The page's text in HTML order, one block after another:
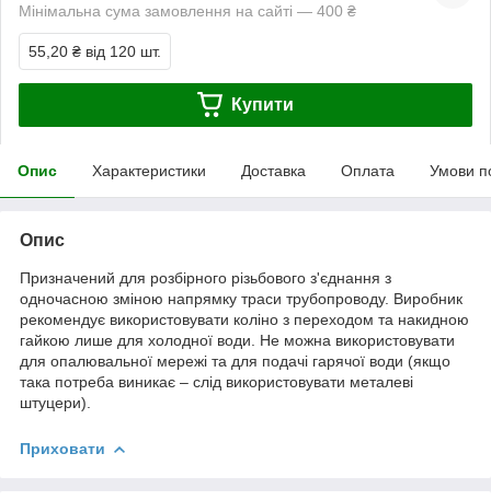
Мінімальна сума замовлення на сайті — 400 ₴
55,20 ₴ від 120 шт.
Купити
Опис Характеристики Доставка Оплата Умови
Опис
Призначений для розбірного різьбового з'єднання з
одночасною зміною напрямку траси трубопроводу. Виробник
рекомендує використовувати коліно з переходом та накидною
гайкою лише для холодної води. Не можна використовувати
для опалювальної мережі та для подачі гарячої води (якщо
така потреба виникає – слід використовувати металеві
штуцери).
Приховати